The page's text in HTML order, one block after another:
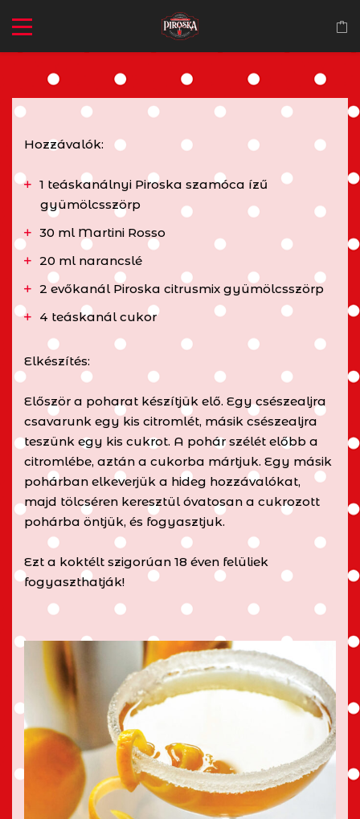
Hozzávalók:
1 teáskanálnyi Piroska szamóca ízű
gyümölcsszörp
30 ml Martini Rosso
20 ml narancslé
2 evőkanál Piroska citrusmix gyümölcsszörp
4 teáskanál cukor
Elkészítés:
Először a poharat készítjük elő. Egy csészealjra
csavarunk egy kis citromlét, másik csészealjra
teszünk egy kis cukrot. A pohár szélét előbb a
citromlébe, aztán a cukorba mártjuk. Egy másik
pohárban elkeverjük a hideg hozzávalókat,
majd tölcséren keresztül óvatosan a cukrozott
pohárba öntjük, és fogyasztjuk.
Ezt a koktélt szigorúan 18 éven felüliek
fogyaszthatják!